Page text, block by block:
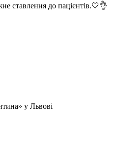
ставлення до пацієнтів.🤍👌
у Львові